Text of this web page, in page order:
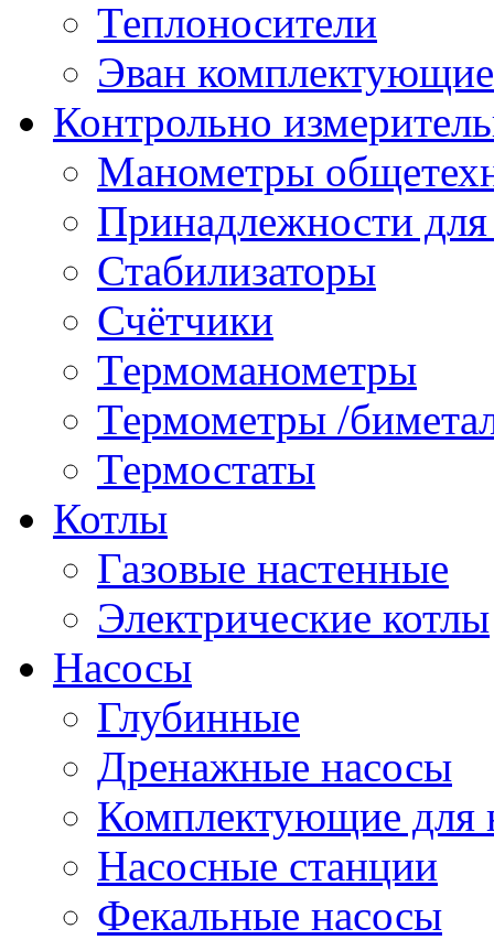
Теплоносители
Эван комплектующие
Контрольно
Манометры
Принадлежности
Стабилизаторы
Счётчики
Термоманометры
Термометры /
Термостаты
Котлы
Газовые настенные
Электрические котлы
Насосы
Глубинные
Дренажные насосы
Комплектующие для
Насосные станции
Фекальные насосы